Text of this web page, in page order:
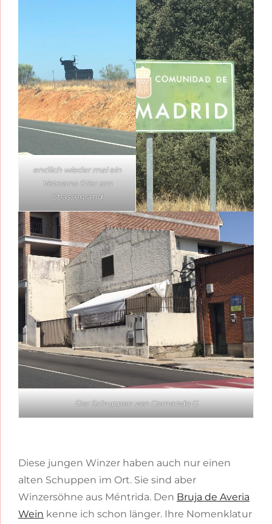
endlich wieder mal ein
Veterano Stier am
Strassenrand
Der Schuppen von Comando G
Diese jungen Winzer haben auch nur einen
alten Schuppen im Ort. Sie sind aber
Winzersöhne aus Méntrida. Den Bruja de Averia
Wein kenne ich schon länger. Ihre Nomenklatur